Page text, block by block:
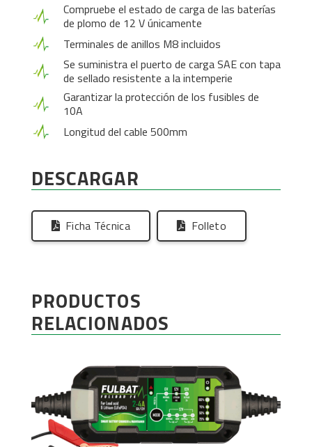
Compruebe el estado de carga de las baterías
de plomo de 12 V únicamente
Terminales de anillos M8 incluidos
Se suministra el puerto de carga SAE con tapa
de sellado resistente a la intemperie
Garantizar la protección de los fusibles de
10A
Longitud del cable 500mm
DESCARGAR
Ficha Técnica Folleto
PRODUCTOS
RELACIONADOS